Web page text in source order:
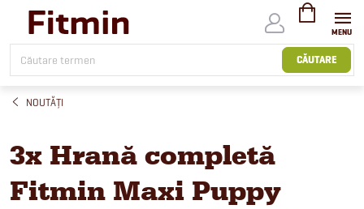
conținut
CĂUTARE
COŞ
DE
NOUTĂȚI
3x Hrană completă
Fitmin Maxi Puppy